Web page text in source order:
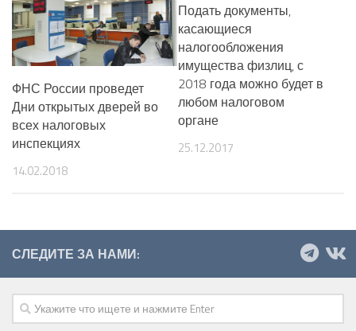
ФНС России проведет
Дни открытых дверей во
всех налоговых
инспекциях
14.02.2018
Подать документы,
касающиеся
налогообложения
имущества физлиц, с
2018 года можно будет в
любом налоговом
органе
25.12.2017
СЛЕДИТЕ ЗА НАМИ: